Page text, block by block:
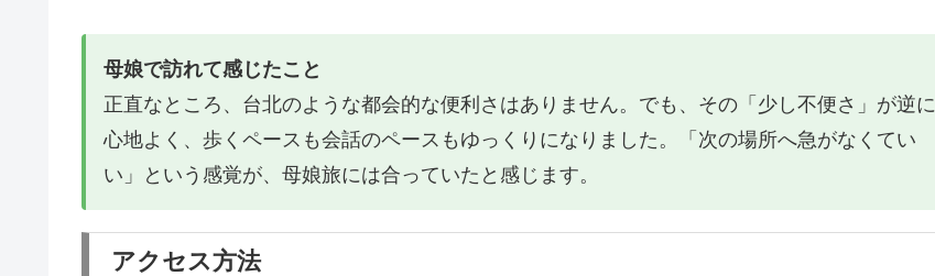
母娘で訪れて感じたこと
正直なところ、台北のような都会的な便利さはありません。でも、その「少し不便さ」が逆に
心地よく、歩くペースも会話のペースもゆっくりになりました。「次の場所へ急がなくてい
い」という感覚が、母娘旅には合っていたと感じます。
アクセス方法